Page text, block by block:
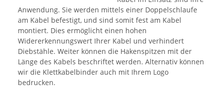
Anwendung. Sie werden mittels einer Doppelschlaufe
am Kabel befestigt, und sind somit fest am Kabel
montiert. Dies ermöglicht einen hohen
Widererkennungswert Ihrer Kabel und verhindert
Diebstähle. Weiter können die Hakenspitzen mit der
Länge des Kabels beschriftet werden. Alternativ können
wir die Klettkabelbinder auch mit Ihrem Logo
bedrucken.